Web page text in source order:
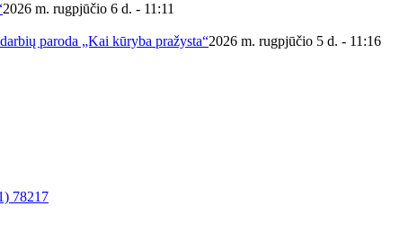
2026 m. rugpjūčio 6 d. - 11:11
paroda „Kai kūryba pražysta“2026 m. rugpjūčio 5 d. - 11:16
78217